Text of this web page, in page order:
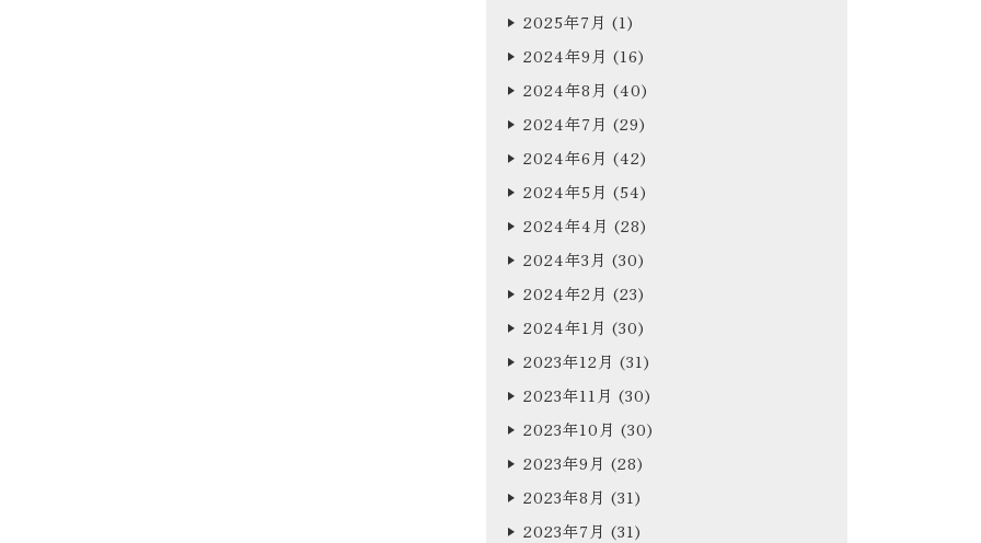
2025年7月 (1)
2024年9月 (16)
2024年8月 (40)
2024年7月 (29)
2024年6月 (42)
2024年5月 (54)
2024年4月 (28)
2024年3月 (30)
2024年2月 (23)
2024年1月 (30)
2023年12月 (31)
2023年11月 (30)
2023年10月 (30)
2023年9月 (28)
2023年8月 (31)
2023年7月 (31)